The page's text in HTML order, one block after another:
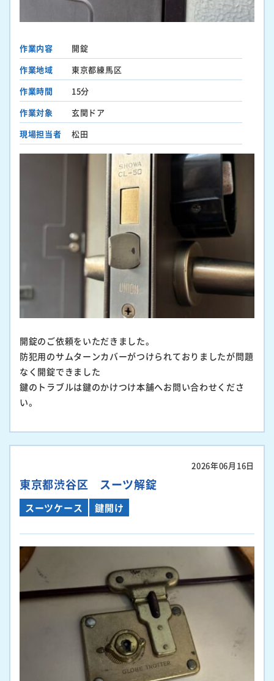
作業内容
開錠
作業地域
東京都練馬区
作業時間
15分
作業対象
玄関ドア
現場担当者
松田
開錠のご依頼をいただきました。
防犯用のサムターンカバーがつけられておりましたが問題
なく開錠できました
鍵のトラブルは鍵のかけつけ本舗へお問い合わせくださ
い。
2026年06月16日
東京都渋谷区 スーツ解錠
スーツケース 鍵開け